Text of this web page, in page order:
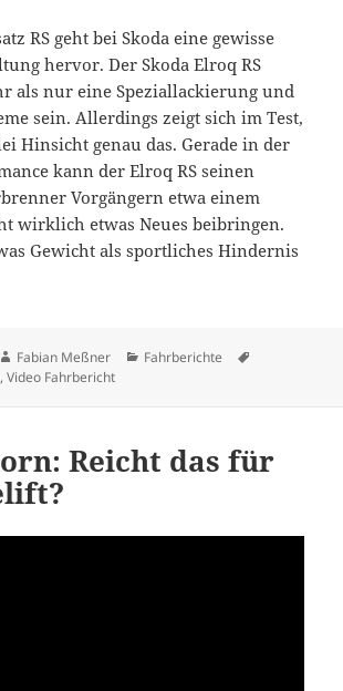
RS geht bei Skoda eine gewisse
hervor. Der Skoda Elroq RS
als nur eine Speziallackierung und
sein. Allerdings zeigt sich im Test,
Hinsicht genau das. Gerade in der
kann der Elroq RS seinen
Vorgängern etwa einem
wirklich etwas Neues beibringen.
Gewicht als sportliches Hindernis
Autor
Fabian Meßner Kategorien
Fahrberichte
,Video Fahrbericht
Reicht das für